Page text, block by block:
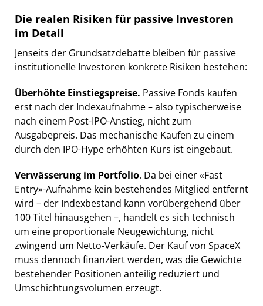
Die realen Risiken für passive Investoren
im Detail
Jenseits der Grundsatzdebatte bleiben für passive
institutionelle Investoren konkrete Risiken bestehen:
Überhöhte Einstiegspreise. Passive Fonds kaufen
erst nach der Indexaufnahme – also typischerweise
nach einem Post-IPO-Anstieg, nicht zum
Ausgabepreis. Das mechanische Kaufen zu einem
durch den IPO-Hype erhöhten Kurs ist eingebaut.
Verwässerung im Portfolio. Da bei einer «Fast
Entry»-Aufnahme kein bestehendes Mitglied entfernt
wird – der Indexbestand kann vorübergehend über
100 Titel hinausgehen –, handelt es sich technisch
um eine proportionale Neugewichtung, nicht
zwingend um Netto-Verkäufe. Der Kauf von SpaceX
muss dennoch finanziert werden, was die Gewichte
bestehender Positionen anteilig reduziert und
Umschichtungsvolumen erzeugt.